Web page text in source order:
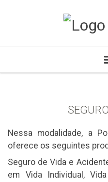
Nessa modalidade, a
oferece os seguintes
Seguro de Vida e
em Vida Individual,